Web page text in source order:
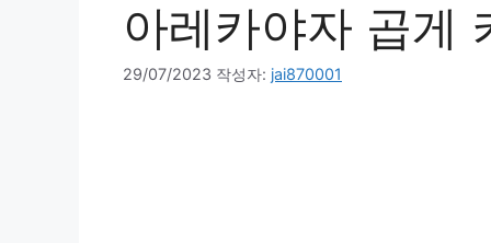
아레카야자 곱게
29/07/2023 작성자: jai870001